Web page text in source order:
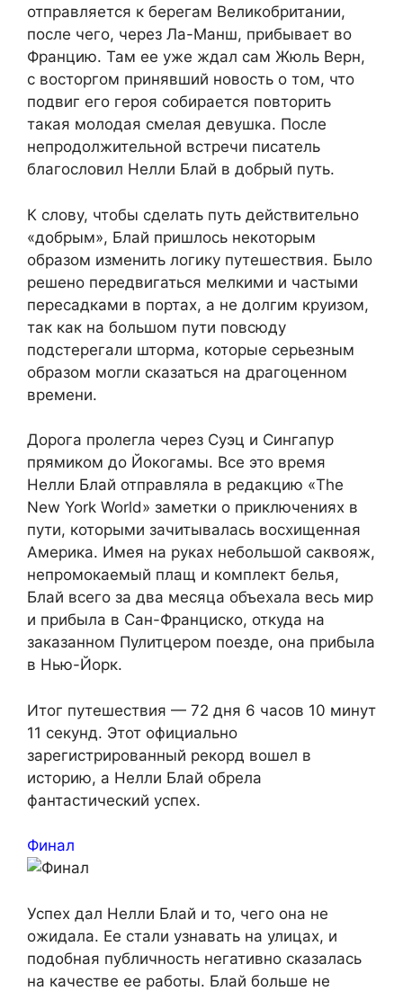
отправляется к берегам Великобритании,
после чего, через Ла-Манш, прибывает во
Францию. Там ее уже ждал сам Жюль Верн,
с восторгом принявший новость о том, что
подвиг его героя собирается повторить
такая молодая смелая девушка. После
непродолжительной встречи писатель
благословил Нелли Блай в добрый путь.
К слову, чтобы сделать путь действительно
«добрым», Блай пришлось некоторым
образом изменить логику путешествия. Было
решено передвигаться мелкими и частыми
пересадками в портах, а не долгим круизом,
так как на большом пути повсюду
подстерегали шторма, которые серьезным
образом могли сказаться на драгоценном
времени.
Дорога пролегла через Суэц и Сингапур
прямиком до Йокогамы. Все это время
Нелли Блай отправляла в редакцию «The
New York World» заметки о приключениях в
пути, которыми зачитывалась восхищенная
Америка. Имея на руках небольшой саквояж,
непромокаемый плащ и комплект белья,
Блай всего за два месяца объехала весь мир
и прибыла в Сан-Франциско, откуда на
заказанном Пулитцером поезде, она прибыла
в Нью-Йорк.
Итог путешествия — 72 дня 6 часов 10 минут
11 секунд. Этот официально
зарегистрированный рекорд вошел в
историю, а Нелли Блай обрела
фантастический успех.
Финал
Успех дал Нелли Блай и то, чего она не
ожидала. Ее стали узнавать на улицах, и
подобная публичность негативно сказалась
на качестве ее работы. Блай больше не